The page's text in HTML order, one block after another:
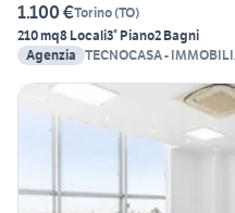
1.100 €Torino(TO)
210 mq8 Locali3° Piano2 Bagni
Agenzia TECNOCASA -